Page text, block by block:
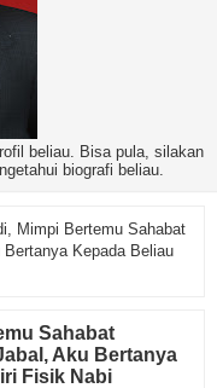
beliau. Bisa pula, silakan
biografi beliau.
Mimpi Bertemu Sahabat
Kepada Beliau
Sahabat
Aku Bertanya
Fisik Nabi